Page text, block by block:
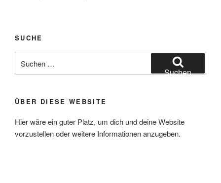
SUCHE
nach:
Suchen
ÜBER DIESE WEBSITE
Hier wäre ein guter Platz, um dich und deine Website
vorzustellen oder weitere Informationen anzugeben.